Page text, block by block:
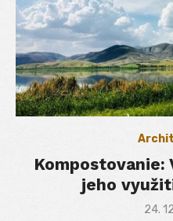
Kompostovanie:
jeho
24.